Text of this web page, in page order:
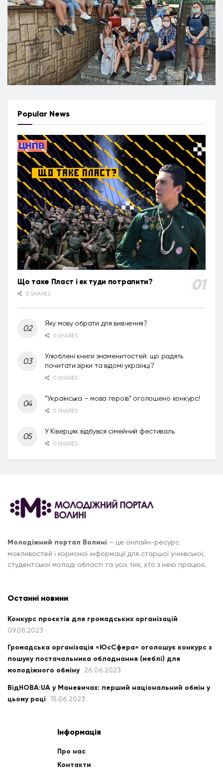
Popular News
Що таке Пласт і як туди потрапити?
0 SHARES
Яку мову обрати для вивчення?
0 SHARES
Улюблені книги знаменитостей: що радять
почитати зірки та відомі українці?
0 SHARES
“Українська – мова героїв” оголошено конкурс!
0 SHARES
У Ківерцях відбувся сімейний фестиваль
0 SHARES
Молодіжний портал Волині – це онлайн-ресурс
можливостей і корисної інформації для старшої учнівської,
студентської молоді області та усіх тих, хто з нею працює.
Останні новини
Конкурс проєктів для громадських організацій
09.08.2023
Громадська організація «ЮсСфера» оголошує конкурс з
пошуку постачальника обладнання (меблі) для
молодіжного обміну
26.06.2023
ВідНОВА:UA у Маневичах: перший національний обмін у
цьому році
15.06.2023
Інформація
Про нас
Контакти